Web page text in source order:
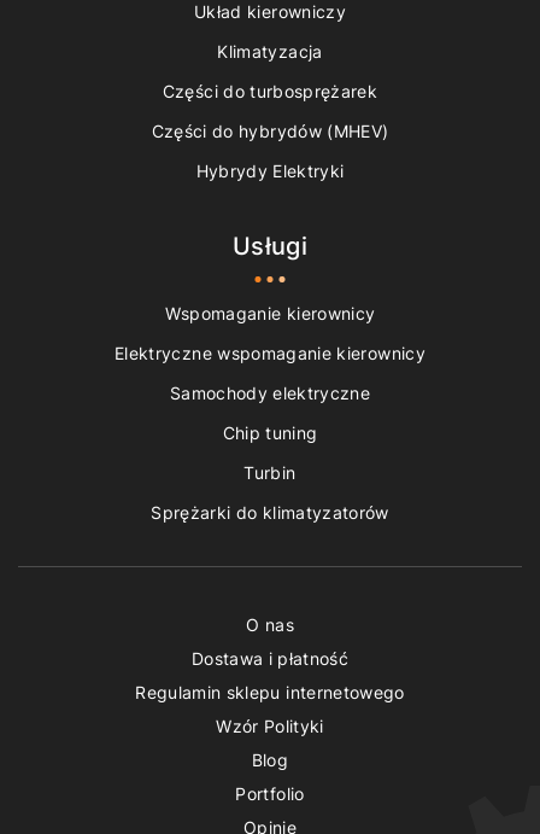
Układ kierowniczy
Klimatyzacja
Części do turbosprężarek
Części do hybrydów (MHEV)
Hybrydy Elektryki
Usługi
Wspomaganie kierownicy
Elektryczne wspomaganie kierownicy
Samochody elektryczne
Chip tuning
Turbin
Sprężarki do klimatyzatorów
O nas
Dostawa i płatność
Regulamin sklepu internetowego
Wzór Polityki
Blog
Portfolio
Opinie